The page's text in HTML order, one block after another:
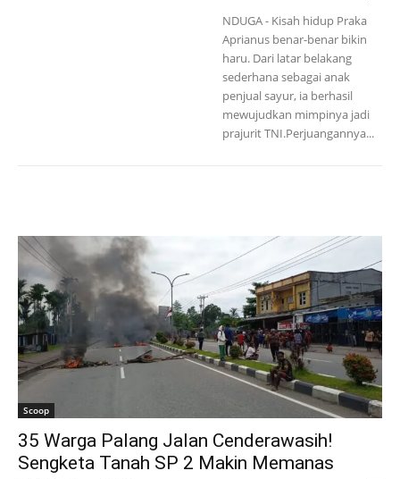
NDUGA - Kisah hidup Praka
Aprianus benar-benar bikin
haru. Dari latar belakang
sederhana sebagai anak
penjual sayur, ia berhasil
mewujudkan mimpinya jadi
prajurit TNI.Perjuangannya...
Scoop
35 Warga Palang Jalan Cenderawasih!
Sengketa Tanah SP 2 Makin Memanas